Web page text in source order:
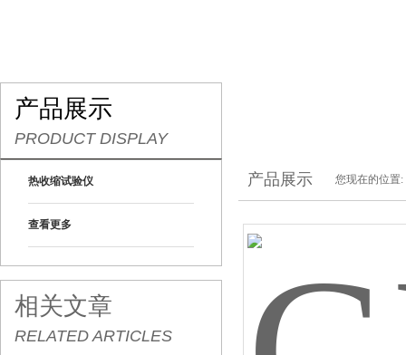
产品展示
PRODUCT DISPLAY
热收缩试验仪
查看更多
相关文章
RELATED ARTICLES
产品展示 您现在的位置: